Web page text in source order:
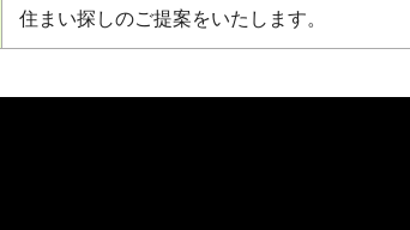
住まい探しのご提案をいたします。